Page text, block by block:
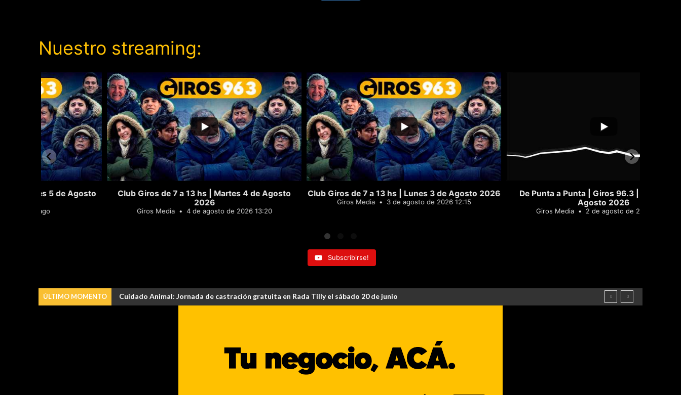
Nuestro streaming:
15 0
Club Giros de 7 a 13 hs | Martes 4 de Agosto
4 de agosto de 2026 13:20
13 0
Club Giros de 7 a 13 hs | Lunes 3 de Agosto 2026
3 de agosto de 2026 12:15
1 0
De Punta a Punta | Giros 96.3 | Sábado 1 de
2 de agosto de 2026 00:13
Subscribirse!
ÚLTIMO MOMENTO Cuidado Animal: Jornada de castración gratuita en Rada Tilly el sábado 20 de junio
Histórico fallo en Río Negro: La justicia reconoce a una perra como ser sintiente en caso de cuidado compartido